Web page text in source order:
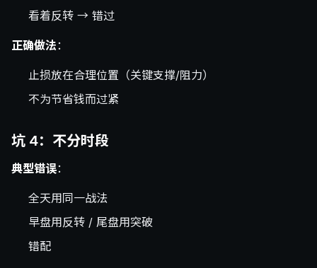
看着反转 → 错过
正确做法：
止损放在合理位置（关键支撑/阻力）
不为节省钱而过紧
坑 4：不分时段
典型错误：
全天用同一战法
早盘用反转 / 尾盘用突破
错配